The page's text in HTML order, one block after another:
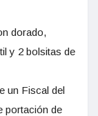
dorado,
y 2 bolsitas de
un Fiscal del
portación de